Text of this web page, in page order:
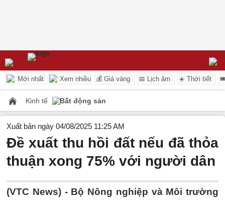
Mới nhất Xem nhiều 💰 Giá vàng 📅 Lịch âm ☀️ Thời tiết
Kinh tế Bất động sản
Xuất bản ngày 04/08/2025 11:25 AM
Đề xuất thu hồi đất nếu đã thỏa
thuận xong 75% với người dân
(VTC News) - Bộ Nông nghiệp và Môi trường